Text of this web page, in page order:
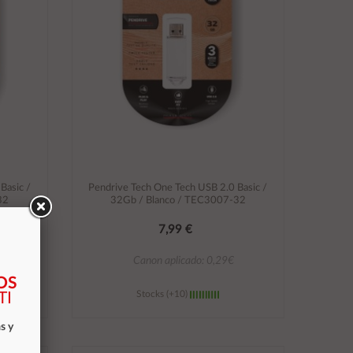
/
Pendrive Tech One Tech USB 2.0 Basic /
32Gb / Blanco / TEC3007-32
7,99 €
Canon aplicado: 0,29€
Stocks (+10)
y